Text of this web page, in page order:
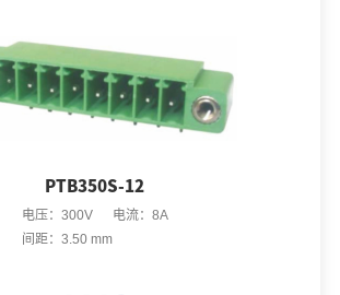
PTB350S-12
电压：300V 电流：8A
间距：3.50 mm